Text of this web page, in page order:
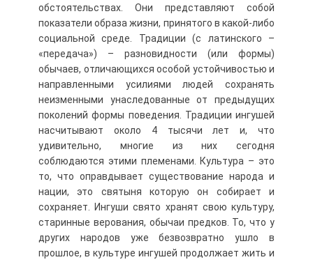
обстоятельствах. Они представляют собой
показатели образа жизни, принятого в какой-либо
социальной среде. Традиции (с латинского –
«передача») – разновидности (или формы)
обычаев, отличающихся особой устойчивостью и
направленными усилиями людей сохранять
неизменными унаследованные от предыдущих
поколений формы поведения. Традиции ингушей
насчитывают около 4 тысячи лет и, что
удивительно, многие из них сегодня
соблюдаются этими племенами. Культура – это
то, что оправдывает существование народа и
нации, это святыня которую он собирает и
сохраняет. Ингуши свято хранят свою культуру,
старинные верования, обычаи предков. То, что у
других народов уже безвозвратно ушло в
прошлое, в культуре ингушей продолжает жить и